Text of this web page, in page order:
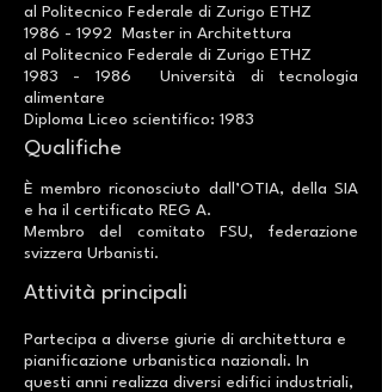
al Politecnico Federale di Zurigo ETHZ
1986 - 1992 Master in Architettura
al Politecnico Federale di Zurigo ETHZ
1983 - 1986 Università di tecnologia
alimentare
Diploma Liceo scientifico: 1983
Qualifiche
È membro riconosciuto dall’OTIA, della SIA
e ha il certificato REG A.
Membro del comitato FSU, federazione
svizzera Urbanisti.
Attività principali
Partecipa a diverse giurie di architettura e
pianificazione urbanistica nazionali. In
questi anni realizza diversi edifici industriali,